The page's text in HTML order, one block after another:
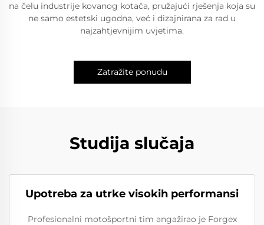
na čelu industrije kovanog kotača, pružajući rješenja koja su
ne samo estetski ugodna, već i dizajnirana za rad u
najzahtjevnijim uvjetima.
Zatražite ponudu
Studija slučaja
Upotreba za utrke visokih performansi
Profesionalni motošportni tim angažirao je Forgex